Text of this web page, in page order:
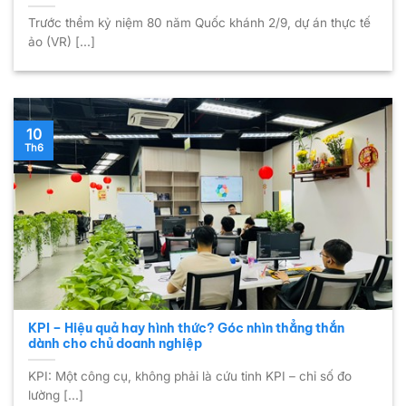
Trước thềm kỷ niệm 80 năm Quốc khánh 2/9, dự án thực tế
ảo (VR) [...]
KPI – Hiệu quả hay hình thức? Góc nhìn thẳng thắn
dành cho chủ doanh nghiệp
KPI: Một công cụ, không phải là cứu tinh KPI – chỉ số đo
lường [...]
10
Th6